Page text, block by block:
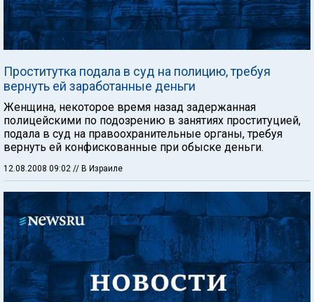
Проститутка подала в суд на полицию, требуя
вернуть ей заработанные деньги
Женщина, некоторое время назад задержанная
полицейскими по подозрению в занятиях проституцией,
подала в суд на правоохранительные органы, требуя
вернуть ей конфискованные при обыске деньги.
12.08.2008 09:02 // В Израиле